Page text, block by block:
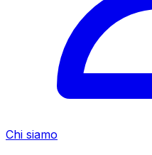
Chi siamo